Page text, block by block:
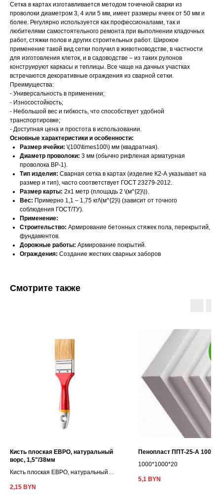
Сетка в картах изготавливается методом точечной сварки из
проволоки диаметром 3, 4 или 5 мм, имеет размеры ячеек от 50 мм и
более. Регулярно используется как профессионалами, так и
любителями самостоятельного ремонта при выполнении кладочных
работ, стяжки полов и других строительных работ. Широкое
применение такой вид сетки получил в животноводстве, в частности
для изготовления клеток, и в садоводстве – из таких рулонов
конструируют каркасы и теплицы. Все чаще на дачных участках
встречаются декоративные ограждения из сварной сетки.
Преимущества:
- Универсальность в применении;
- Износостойкость;
- Небольшой вес и гибкость, что способствует удобной
транспортировке;
- Доступная цена и простота в использовании.
Основные характеристики и особенности:
Размер ячейки: \(100\times100\) мм (квадратная).
Диаметр проволоки: 3 мм (обычно рифленая арматурная
проволока ВР-1).
Тип изделия: Сварная сетка в картах (изделие К2-А указывает на
размер и тип), часто соответствует ГОСТ 23279-2012.
Размер карты: 2х1 метр (площадь 2 \(м^{2}\)).
Вес: Примерно 1,1 – 1,75 кг/\(м^{2}\) (зависит от точного
соблюдения ГОСТ/ТУ).
Применение:
Строительство: Армирование бетонных стяжек пола, перекрытий,
фундаментов.
Дорожные работы: Армирование покрытий.
Ограждения: Создание жестких сварных заборов
Смотрите также
Кисть плоская ЕВРО, натуральный
ворс, 1,5"/38мм
Кисть плоская ЕВРО, натуральный
2,15 BYN
Пенопласт ППТ-25-А
1000*1000*20
5,1 BYN